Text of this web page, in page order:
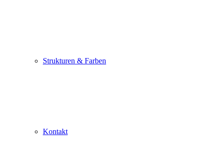
Strukturen & Farben
Kontakt